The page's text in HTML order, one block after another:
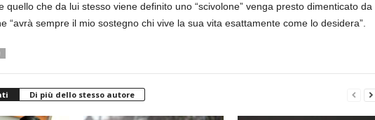
quello che da lui stesso viene definito uno “scivolone” venga presto dimenticato da
“avrà sempre il mio sostegno chi vive la sua vita esattamente come lo desidera”.
Di più dello stesso autore